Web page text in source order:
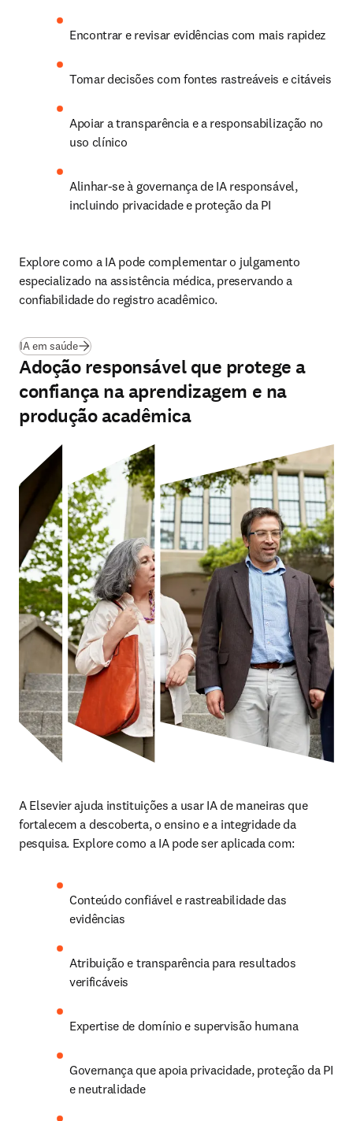
Encontrar e revisar evidências com mais rapidez
Tomar decisões com fontes rastreáveis e citáveis
Apoiar a transparência e a responsabilização no
uso clínico
Alinhar-se à governança de IA responsável,
incluindo privacidade e proteção da PI
Explore como a IA pode complementar o julgamento
especializado na assistência médica, preservando a
confiabilidade do registro acadêmico.
IA em saúde
Adoção responsável que protege a
confiança na aprendizagem e na
produção acadêmica
A Elsevier ajuda instituições a usar IA de maneiras que
fortalecem a descoberta, o ensino e a integridade da
pesquisa. Explore como a IA pode ser aplicada com:
Conteúdo confiável e rastreabilidade das
evidências
Atribuição e transparência para resultados
verificáveis
Expertise de domínio e supervisão humana
Governança que apoia privacidade, proteção da PI
e neutralidade